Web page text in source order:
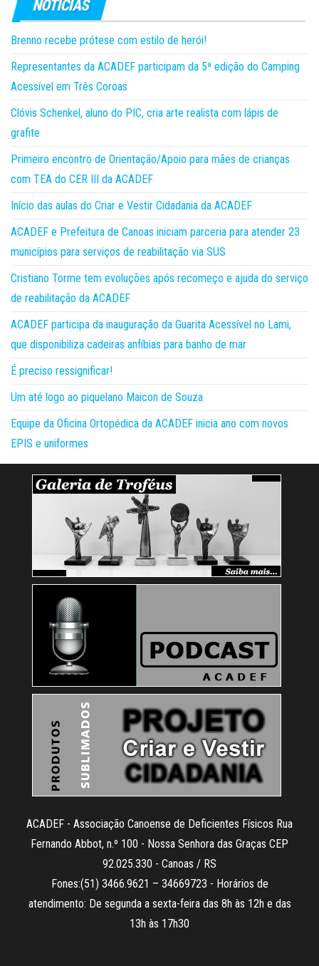
Brenno recebe prótese com estilo de herói!
Representantes da ACADEF participam da 5ª edição do Camping
Acessível em Três Coroas
Clóvis Schenkel, aluno do PIC, cria arte realista com lápis de
grafite
Primeiro encontro de Orientação/Apoio para mães de crianças
com TEA do CER III da ACADEF
Início das aulas do Criar e Vestir Cidadania da ACADEF
ACADEF e Prefeitura de Canoas iniciam parceria para atender 23
municípios para serviços de reabilitação via SUS
Cristiano Torme tem evoluções após recomeço e ajuda do serviço
de reabilitação da ACADEF
ACADEF participa da inauguração da Guarita Acessível no Lami,
que disponibiliza cadeiras anfíbias para banho de mar
É preciso ressignificar!
Um até logo ao piquelano Maicon de Souza
Equipe da Oficina Ortopédica da ACADEF inicia ano com novos
EPIS e uniformes
ACADEF - Associação Canoense de Deficientes Físicos Rua
Fernando Abbot, n.º 100 - Nossa Senhora das Graças CEP
92.025.330 - Canoas / RS
Fones:(51) 3466.9621 – 34669723 - Horários de
atendimento: De segunda a sexta-feira das 8h às 12h e das
13h às 17h30